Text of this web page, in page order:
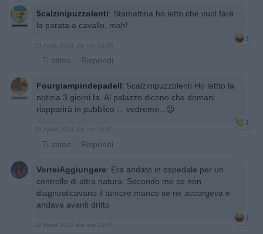
5calzinipuzzolenti: Stamattina ho letto che vuol fare
la parata a cavallo, mah!
1
29 Aprile 2024 alle ore 14:38
· Ti stimo · Rispondi
Fourgiampindepadell: 5calzinipuzzolenti Ho lettto la
notizia 3 giorni fa. Al palazzo dicono che domani
riapparirà in pubblico ... vedremo...😉
1
29 Aprile 2024 alle ore 14:41
· Ti stimo · Rispondi
VorreiAggiungere: Era andato in ospedale per un
controllo di altra natura. Secondo me se non
diagnosticavano il tumore manco se ne accorgeva e
andava avanti dritto
1
29 Aprile 2024 alle ore 14:54